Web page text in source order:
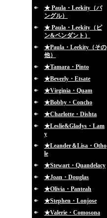
★ Paula・Leekity（バ
ングル）
★ Paula・Leekity（ピ
ン&ペンダント）
★Paula・Leekity（その
他）
★Tamara・Pinto
★Beverly・Etsate
★Virginia・Quam
★Bobby・Concho
★Charlotte・Dishta
★Leslie&Gladys・Lam
y
★Leander＆Lisa・Otho
le
★Stewart・Quandelacy
★Joan・Douglas
★Olivia・Panteah
★Stephen・Lonjose
★Valerie・Comosona